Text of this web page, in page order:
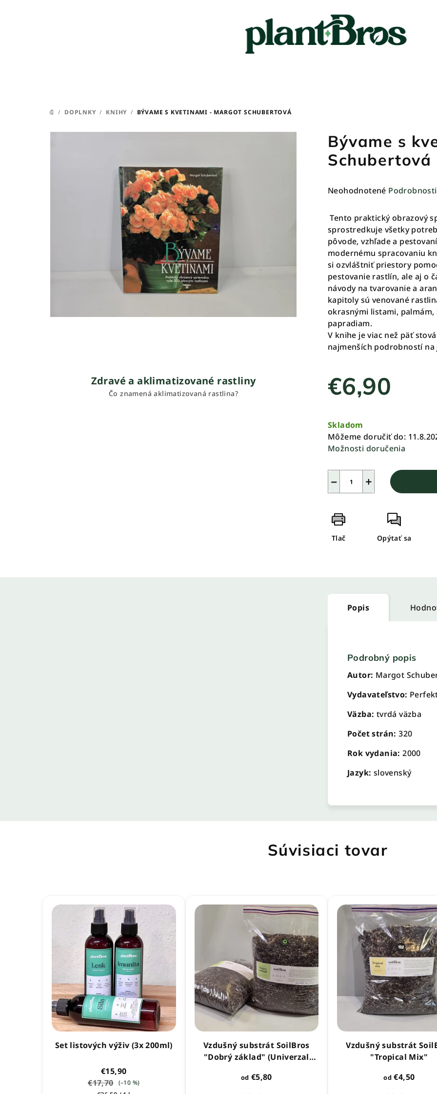
DOMOV
/ DOPLNKY / KNIHY / BÝVAME S KVETINAMI - MARGOT SCHUBERTOVÁ
Bývame s
Schubertová
Priemerné
produktu
0,0
z
hviezdičiek.
Neohodnotené
Tento praktický obrazový
sprostredkuje všetky
pôvode, vzhľade a
modernému spracovaniu
si ozvláštniť priestory
pestovanie rastlín, ale aj o
návody na tvarovanie a
kapitoly sú venované
okrasnými listami,
papradiam.
V knihe je viac než päť
najmenších podrobností
€6,90
cena:
Skladom
Môžeme doručiť do:
Možnosti doručenia
+
−
Tlač Opýtať sa
Zdravé a aklimatizované rastliny
Čo znamená aklimatizovaná rastlina?
Popis
Podrobný popis
Autor: Margot
Vydavateľstvo:
Väzba: tvrdá väzba
Počet strán: 320
Rok vydania: 2000
Jazyk: slovenský
Súvisiaci tovar
Set listových výživ (3x 200ml)
€15,90
€17,70
(–10 %)
Vzdušný substrát SoilBros
"Dobrý základ" (Univerzal
od €5,80
Vzdušný substrát
"Tropical Mix"
od€4,50